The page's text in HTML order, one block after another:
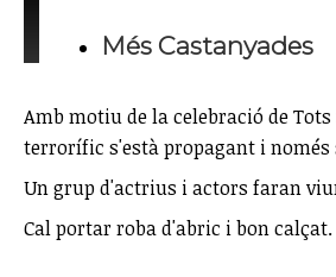
Més Castanyades
Amb motiu de la celebració de
terrorífic s'està propagant i
Un grup d'actrius i actors faran
Cal portar roba d'abric i bon